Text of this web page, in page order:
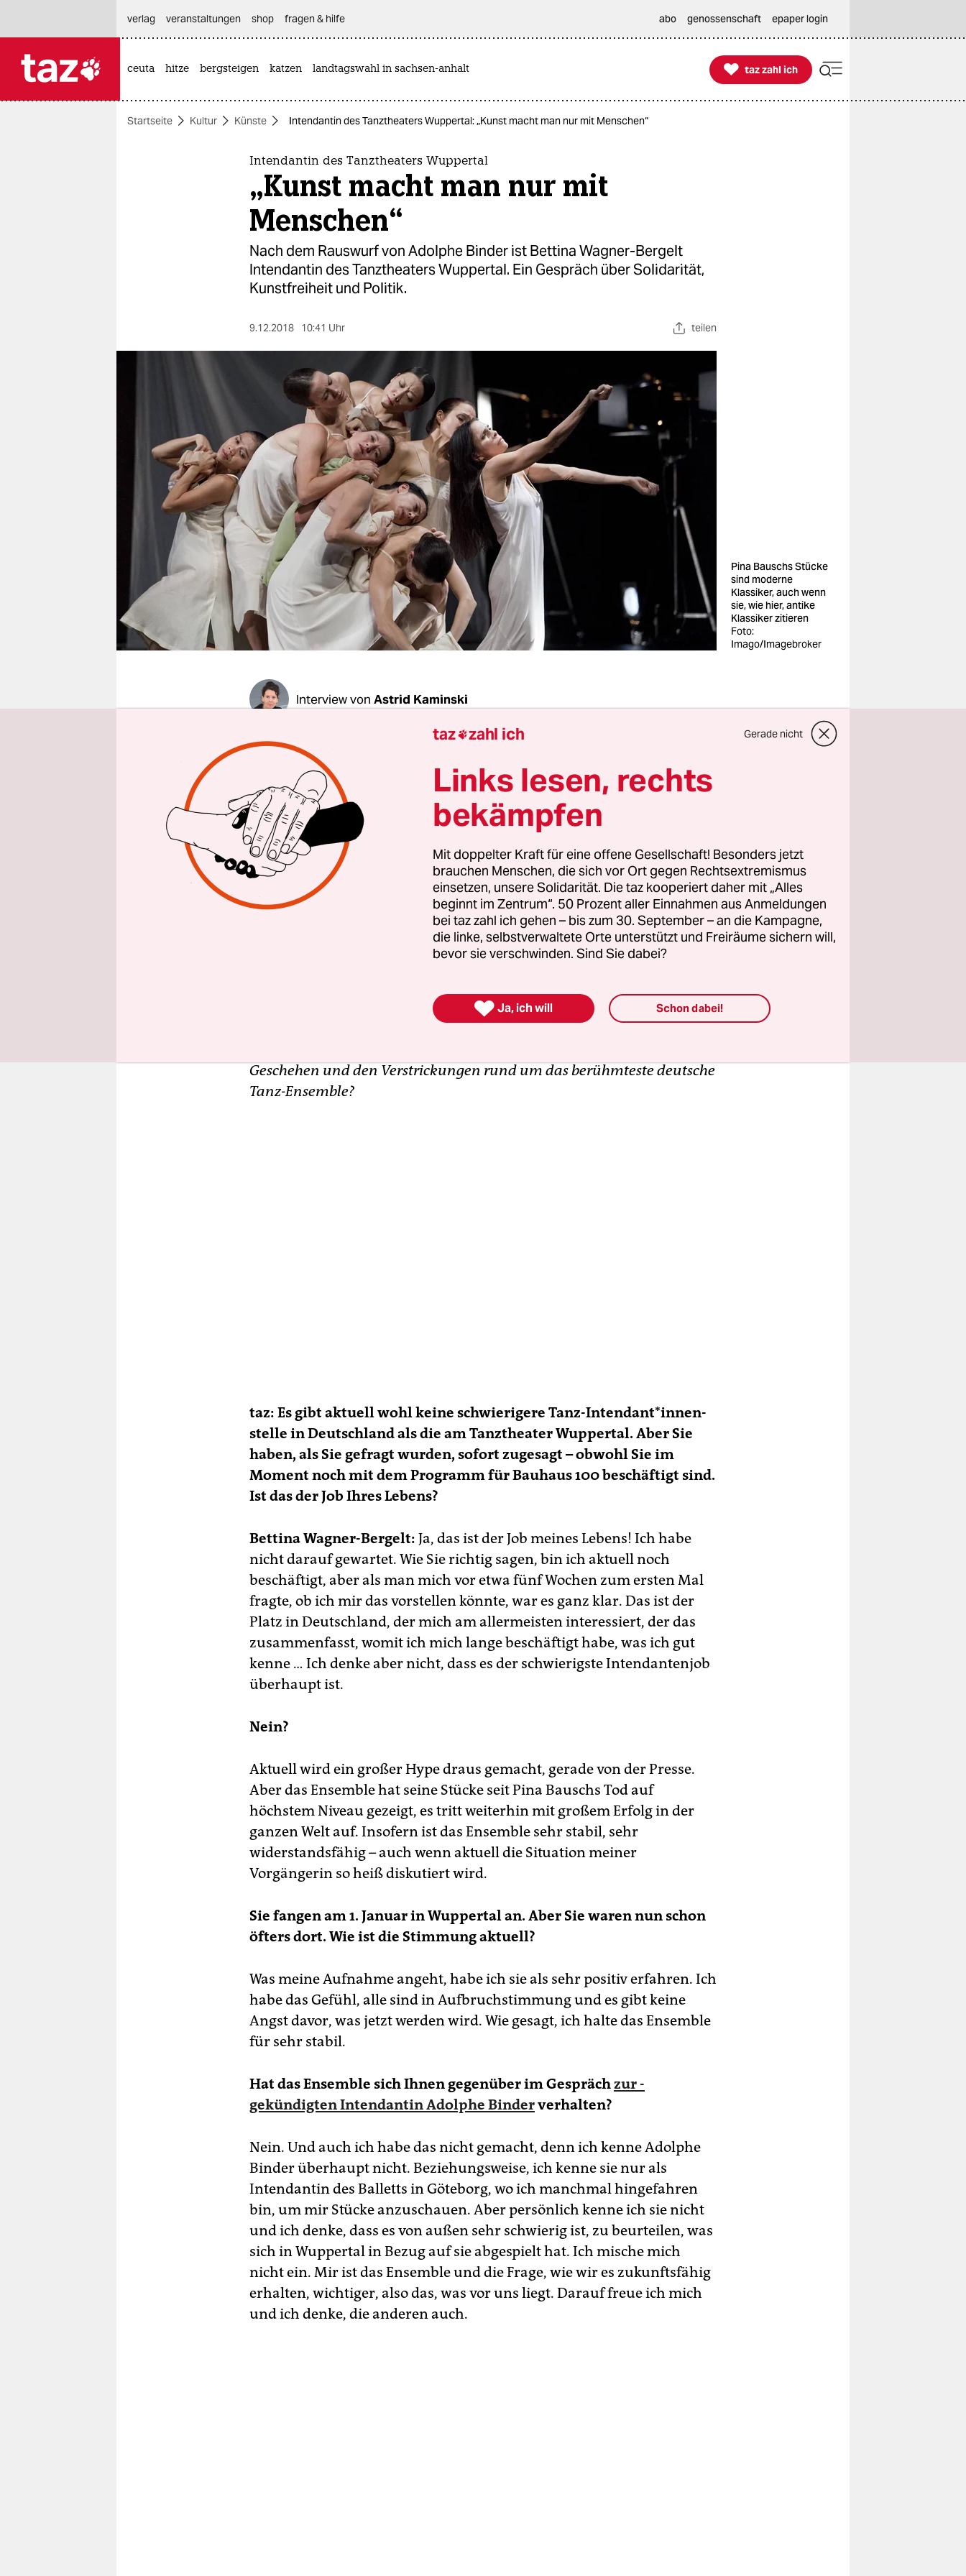
themen
nord
verlag
veranstaltungen
fragen & hilfe
unterstützen
abo
genossenschaft
epaper login
verlag
veranstaltungen shop fragen & hilfe abo genossenschaft epaper login
ceuta hitze bergsteigen katzen landtagswahl in sachsen-anhalt 
taz zahl ich
taz zahl ich
Startseite Kultur Künste Intendantin des Tanztheaters Wuppertal: „Kunst macht man nur mit Menschen“
Intendantin des Tanztheaters Wuppertal
„Kunst macht man nur mit
Menschen“
Nach dem Rauswurf von Adolphe Binder ist Bettina Wagner-Bergelt
Intendantin des Tanztheaters Wuppertal. Ein Gespräch über Solidarität,
Kunstfreiheit und Politik.
9.12.2018 10:41 Uhr teilen
Pina Bauschs Stücke
sind moderne
Klassiker, auch wenn
sie, wie hier, antike
Klassiker zitieren
Foto:
Imago/Imagebroker
Interview von Astrid Kaminski
Seit Monaten steht das Tanz­theater Wuppertal Pina Bausch im
Rampenlicht der öffentlichen Aufmerksamkeit. Im Sommer 2017 trat
mit Adolphe Binder zum ersten Mal nach Pina Bauschs Tod eine von
außen bestellte Intendantin die künstlerische Leitung des Ensembles
an. Im Sommer 2018 beschloss der Beirat ihre sofortige Kündigung. Als
Grund dafür wird öffentlich vor allem ein lückenhafter Spielplan für
die Saison 2018/19 genannt. Von anderen Vorwürfen, die aus einem
internen Dossier stammen, das im Frühsommer in Teilen der Presse
zugespielt wurde, ist inzwischen keine Rede mehr. DieWuppertaler
hat unterdessen den Durchstecher an die Presse benannt.
Ballette positioniert hatte, klagt gegen ihre Kündigung. Der Prozess
läuft. Gleichzeitig wurde mit Bettina Wagner-Bergelt gerade eine neue
Geschehen und den Verstrickungen rund um das berühmteste deutsche
Tanz-Ensemble?
taz: Es gibt aktuell wohl keine schwierigere Tanz-In­ten­dant*in­­nen­
stelle in Deutschland als die am Tanztheater Wuppertal. Aber Sie
haben, als Sie gefragt wurden, sofort ­zugesagt – obwohl Sie im
Moment noch mit dem Programm für Bauhaus 100 beschäftigt sind.
Ist das der Job Ihres Lebens?
Bettina Wagner-Bergelt: Ja, das ist der Job meines Lebens! Ich habe
nicht darauf gewartet. Wie Sie richtig sagen, bin ich aktuell noch
beschäftigt, aber als man mich vor etwa fünf Wochen zum ersten Mal
fragte, ob ich mir das vorstellen könnte, war es ganz klar. Das ist der
Platz in Deutschland, der mich am allermeisten interessiert, der das
zusammenfasst, womit ich mich lange beschäftigt habe, was ich gut
kenne … Ich denke aber nicht, dass es der schwierigste Intendantenjob
überhaupt ist.
Nein?
Aktuell wird ein großer Hype draus gemacht, gerade von der Presse.
Aber das Ensemble hat seine Stücke seit Pina Bauschs Tod auf
höchstem Niveau gezeigt, es tritt weiterhin mit großem Erfolg in der
ganzen Welt auf. Insofern ist das Ensemble sehr stabil, sehr
widerstandsfähig – auch wenn aktuell die Situation meiner
Vorgängerin so heiß diskutiert wird.
Sie fangen am 1. Januar in Wuppertal an. Aber Sie waren nun schon
öfters dort. Wie ist die Stimmung aktuell?
Was meine Aufnahme angeht, habe ich sie als sehr positiv erfahren. Ich
habe das Gefühl, alle sind in Aufbruchstimmung und es gibt keine
Angst davor, was jetzt werden wird. Wie gesagt, ich halte das Ensemble
für sehr stabil.
Hat das Ensemble sich Ihnen gegenüber im Gesprächzur ­
gekündigten Intendantin Adolphe Binderverhalten?
Nein. Und auch ich habe das nicht gemacht, denn ich kenne Adolphe
Binder überhaupt nicht. Beziehungsweise, ich kenne sie nur als
Intendantin des Balletts in Göteborg, wo ich manchmal hingefahren
bin, um mir Stücke anzuschauen. Aber persönlich kenne ich sie nicht
und ich denke, dass es von außen sehr schwierig ist, zu beurteilen, was
sich in Wuppertal in Bezug auf sie abgespielt hat. Ich mische mich
nicht ein. Mir ist das Ensemble und die Frage, wie wir es zukunftsfähig
erhalten, wichtiger, also das, was vor uns liegt. Darauf freue ich mich
und ich denke, die anderen auch.
taz zahl ich Gerade nicht
Links lesen, rechts
bekämpfen
Mit doppelter Kraft für eine offene Gesellschaft! Besonders jetzt
brauchen Menschen, die sich vor Ort gegen Rechtsextremismus
einsetzen, unsere Solidarität. Die taz kooperiert daher mit „Alles
beginnt im Zentrum“. 50 Prozent aller Einnahmen aus Anmeldungen
bei taz zahl ich gehen – bis zum 30. September – an die Kampagne,
die linke, selbstverwaltete Orte unterstützt und Freiräume sichern will,
bevor sie verschwinden. Sind Sie dabei?
 Ja, ich will Schon dabei!